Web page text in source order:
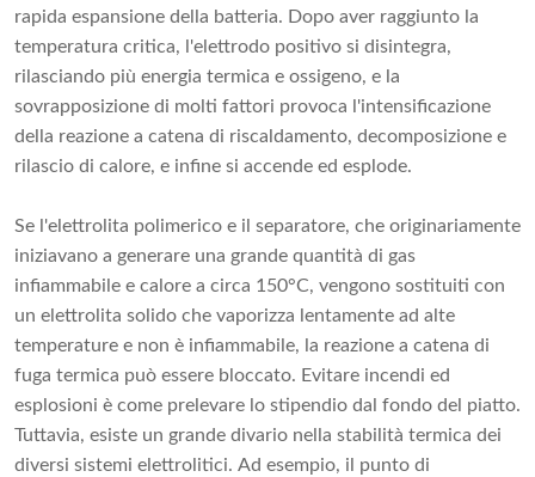
rapida espansione della batteria. Dopo aver raggiunto la
temperatura critica, l'elettrodo positivo si disintegra,
rilasciando più energia termica e ossigeno, e la
sovrapposizione di molti fattori provoca l'intensificazione
della reazione a catena di riscaldamento, decomposizione e
rilascio di calore, e infine si accende ed esplode.
Se l'elettrolita polimerico e il separatore, che originariamente
iniziavano a generare una grande quantità di gas
infiammabile e calore a circa 150°C, vengono sostituiti con
un elettrolita solido che vaporizza lentamente ad alte
temperature e non è infiammabile, la reazione a catena di
fuga termica può essere bloccato. Evitare incendi ed
esplosioni è come prelevare lo stipendio dal fondo del piatto.
Tuttavia, esiste un grande divario nella stabilità termica dei
diversi sistemi elettrolitici. Ad esempio, il punto di